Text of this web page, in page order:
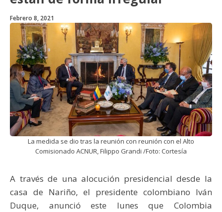
Febrero 8, 2021
La medida se dio tras la reunión con reunión con el Alto
Comisionado ACNUR, Filippo Grandi /Foto: Cortesía
A través de una alocución presidencial desde la
casa de Nariño, el presidente colombiano Iván
Duque, anunció este lunes que Colombia